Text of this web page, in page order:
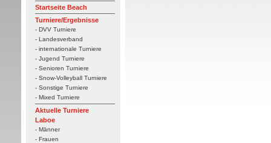
Startseite Beach
Turniere/Ergebnisse
- DVV Turniere
- Landesverband
- internationale Turniere
- Jugend Turniere
- Senioren Turniere
- Snow-Volleyball Turniere
- Sonstige Turniere
- Mixed Turniere
Aktuelle Turniere
Laboe
- Männer
- Frauen